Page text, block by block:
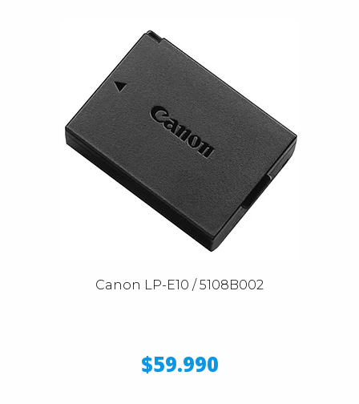
Canon LP-E10 / 5108B002
$59.990